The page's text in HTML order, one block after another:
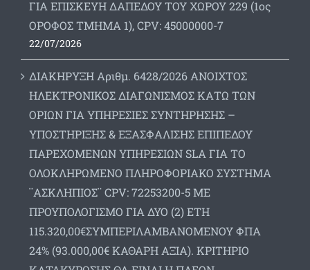
ΓΙΑ ΕΠΙΣΚΕΥΗ ΔΑΠΕΔΟΥ ΤΟΥ ΧΩΡΟΥ 229 (1ος
ΟΡΟΦΟΣ ΤΜΗΜΑ 1), CPV: 45000000-7
22/07/2026
ΔΙΑΚΗΡΥΞΗ Αριθμ. 6428/2026 ΑΝΟΙΧΤΟΣ
ΗΛΕΚΤΡΟΝΙΚΟΣ ΔΙΑΓΩΝΙΣΜΟΣ ΚΑΤΩ ΤΩΝ
ΟΡΙΩΝ ΓΙΑ ΥΠΗΡΕΣΙΕΣ ΣΥΝΤΗΡΗΣΗΣ –
ΥΠΟΣΤΗΡΙΞΗΣ & ΕΞΑΣΦΑΛΙΣΗΣ ΕΠΙΠΕΔΟΥ
ΠΑΡΕΧΟΜΕΝΩΝ ΥΠΗΡΕΣΙΩΝ SLA ΓΙΑ ΤΟ
ΟΛΟΚΛΗΡΩΜΕΝΟ ΠΛΗΡΟΦΟΡΙΑΚΟ ΣΥΣΤΗΜΑ
¨ΑΣΚΛΗΠΙΟΣ¨ CPV: 72253200-5 ΜΕ
ΠΡΟΥΠΟΛΟΓΙΣΜΟ ΓΙΑ ΔΥΟ (2) ΕΤΗ
115.320,00€ΣΥΜΠΕΡΙΛΑΜΒΑΝΟΜΕΝΟΥ ΦΠΑ
24% (93.000,00€ ΚΑΘΑΡΗ ΑΞΙΑ). ΚΡΙΤΗΡΙΟ